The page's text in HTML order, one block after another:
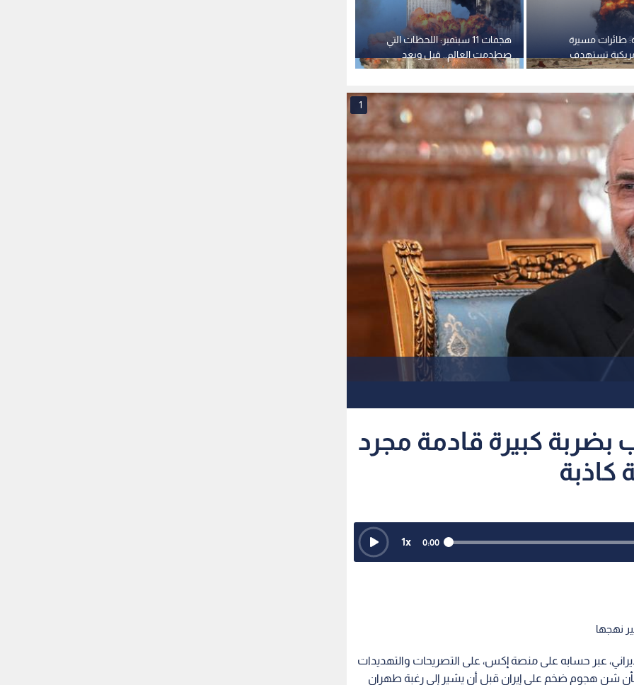
هجمات 11 سبتمبر: اللحظات التي
صطدمت العالم.. قبل وبعد
طائرات مسيرة
تستهدف
في اليمن
1
بضربة كبيرة قادمة مجرد
كاذبة
0:00
1x
نهجها
عبر حسابه على منصة إكس، على التصريحات والتهديدات
بشأن شن هجوم ضخم على إيران قبل أن يشير إلى رغبة طهران